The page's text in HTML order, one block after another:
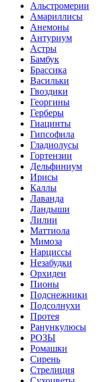
Альстромерии
Амариллисы
Анемоны
Антуриум
Астры
Бамбук
Брассика
Васильки
Гвоздики
Георгины
Герберы
Гиацинты
Гипсофила
Гладиолусы
Гортензии
Дельфиниум
Ирисы
Каллы
Лаванда
Ландыши
Лилии
Маттиола
Мимоза
Нарциссы
Незабудки
Орхидеи
Пионы
Подснежники
Подсолнухи
Протея
Ранункулюсы
РОЗЫ
Ромашки
Сирень
Стрелиция